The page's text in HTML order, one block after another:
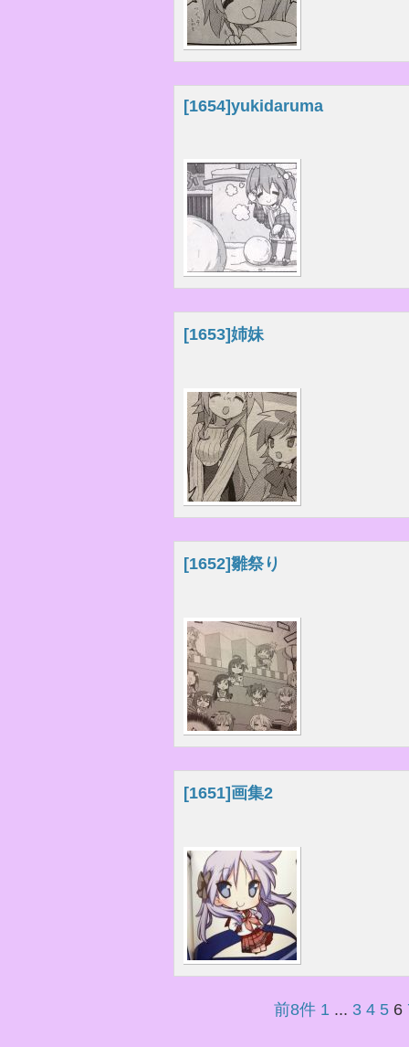
[1654]yukidaruma
[1653]姉妹
[1652]雛祭り
[1651] 画集2
前8件 1 ... 3 4 5 6